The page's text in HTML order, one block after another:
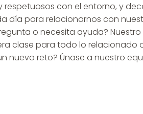
con el entorno, y
día para relacionarnos con
o necesita ayuda?
clase para todo lo relacionado
nuevo reto? Únase a nuestro